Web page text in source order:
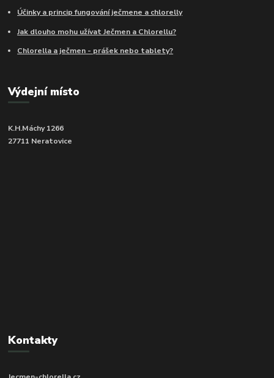
Účinky a princip fungování ječmene a chlorelly
Jak dlouho mohu užívat Ječmen a Chlorellu?
Chlorella a ječmen - prášek nebo tablety?
Výdejní místo
K.H.Máchy 1266
27711 Neratovice
Kontakty